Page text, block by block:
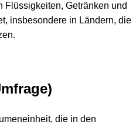
Flüssigkeiten, Getränken und
insbesondere in Ländern, die
die in den